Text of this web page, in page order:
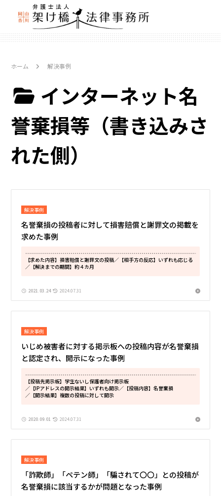
ホーム 解決事例
インターネット名
誉棄損等（書き込みさ
れた側）
解決事例
名誉棄損の投稿者に対して損害賠償と謝罪文の掲載を
求めた事例
【求めた内容】損害賠償と謝罪文の投稿／【相手方の反応】いずれも応じる
／【解決までの期間】約４カ月
2021.03.24 2024.07.31
解決事例
いじめ被害者に対する掲示板への投稿内容が名誉棄損
と認定され、開示になった事例
【投稿先掲示板】学生ないし保護者向け掲示板
／【IPアドレスの開示結果】いずれも開示／【投稿内容】名誉棄損
／【開示結果】複数の投稿に対して開示
2020.09.01 2024.07.31
解決事例
「詐欺師」「ペテン師」「騙されて〇〇」との投稿が
名誉棄損に該当するかが問題となった事例